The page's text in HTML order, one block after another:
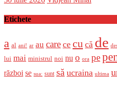
Etichete
a al ani! ar au care ce cu că de
lui mai ministrul noi nu o ora pe
război se sua: sunt să ucraina ultima